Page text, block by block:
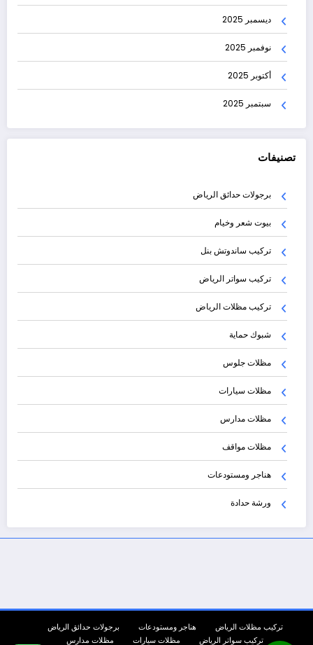
ديسمبر 2025
نوفمبر 2025
أكتوبر 2025
سبتمبر 2025
تصنيفات
برجولات حدائق الرياض
بيوت شعر وخيام
تركيب ساندوتش بنل
تركيب سواتر الرياض
تركيب مظلات الرياض
شبوك حماية
مظلات جلوس
مظلات سيارات
مظلات مدارس
مظلات مواقف
هناجر ومستودعات
ورشة حدادة
تركيب مظلات الرياض هناجر ومستودعات
برجولات حدائق الرياض
تركيب سواتر الرياض
مظلات سيارات مظلات مدارس